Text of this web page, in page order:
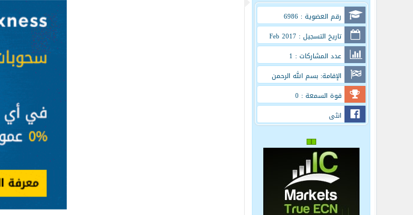
رقم العضوية : 6986
تاريخ التسجيل : Feb 2017
عدد المشاركات : 1
الإقامة: بسم الله الرحمن
الرحيم
قوة السمعة : 0
انثى